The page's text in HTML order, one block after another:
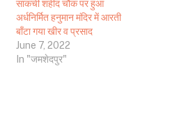
साकची शहीद चौक पर हुआ
अर्धनिर्मित हनुमान मंदिर में आरती
बाँटा गया खीर व प्रसाद
June 7, 2022
In "जमशेदपुर"